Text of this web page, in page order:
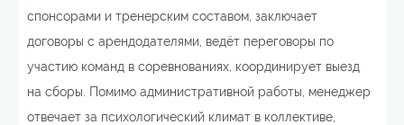
спонсорами и тренерским составом, заключает
договоры с арендодателями, ведёт переговоры по
участию команд в соревнованиях, координирует выезд
на сборы. Помимо административной работы, менеджер
отвечает за психологический климат в коллективе,